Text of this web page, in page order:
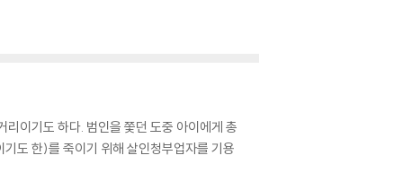
이기도 하다. 범인을 쫓던 도중 아이에게 총
도 한)를 죽이기 위해 살인청부업자를 기용